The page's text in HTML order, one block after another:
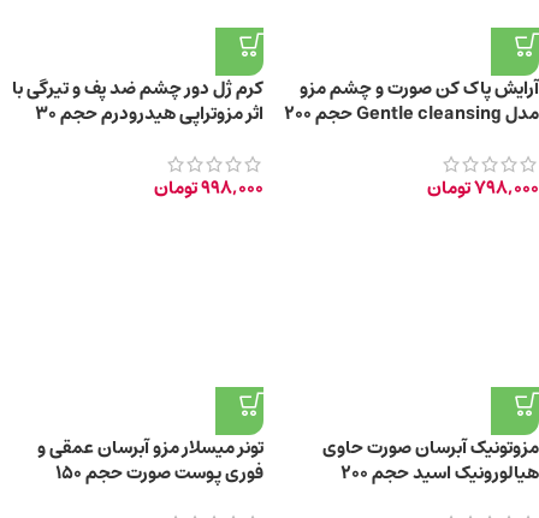
آرایش پاک‌ کن صورت و چشم مزو
مدل Gentle cleansing حجم 200
798,000تومان
کرم ژل دور چشم ضد پف و تیرگی با
اثر مزوتراپی هیدرودرم حجم 30
998,000تومان
مزوتونیک آبرسان صورت حاوی
هیالورونیک‌ اسید حجم 200
تونر میسلار مزو آبرسان عمقی و
فوری پوست صورت حجم 150